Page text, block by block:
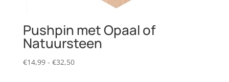
Pushpin met Opaal of
Natuursteen
€14,99 - €32,50Prijsklasse: